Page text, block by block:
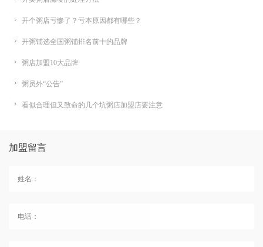
开个粥店亏惨了？亏本原因都有哪些？
开粥铺选全国粥铺排名前十的品牌
粥店加盟10大品牌
粥员外“公告”
看似合理但又致命的几个坑粥店加盟店要注意
加盟留言